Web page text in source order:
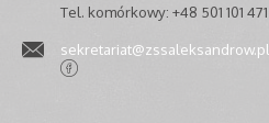
Tel. komórkowy: +48 501 101 471
sekretariat@zssaleksandrow.pl